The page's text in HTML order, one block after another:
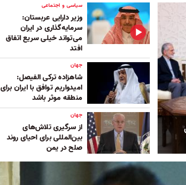
سیاسی و اجتماعی
وزیر دارایی عربستان:
سرمایه‌گذاری در ایران
می‌تواند خیلی سریع اتفاق
افتد
جهان
شاهزاده ترکی الفیصل:
امیدواریم توافق با ایران برای
منطقه موثر باشد
جهان
از سرگیری تلاش‌های
بین‌المللی برای احیای روند
صلح در یمن